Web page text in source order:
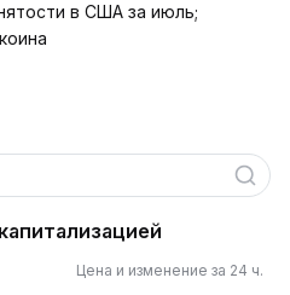
в США за июль;
Цена и изменение за 24 ч.